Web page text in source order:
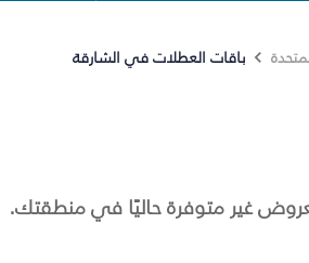
باقات العطلات في الشارقة
غير متوفرة حاليًا في منطقتك.